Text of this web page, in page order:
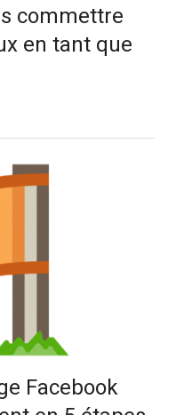
commettre
en tant que
Facebook